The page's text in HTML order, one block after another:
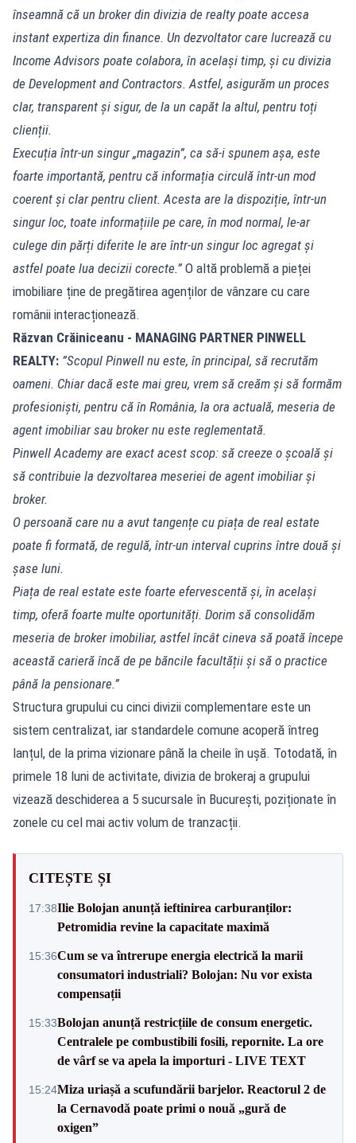
înseamnă că un broker din divizia de realty poate accesa
instant expertiza din finance. Un dezvoltator care lucrează cu
Income Advisors poate colabora, în același timp, și cu divizia
de Development and Contractors. Astfel, asigurăm un proces
clar, transparent și sigur, de la un capăt la altul, pentru toți
clienții.
Execuția într-un singur „magazin”, ca să-i spunem așa, este
foarte importantă, pentru că informația circulă într-un mod
coerent și clar pentru client. Acesta are la dispoziție, într-un
singur loc, toate informațiile pe care, în mod normal, le-ar
culege din părți diferite le are într-un singur loc agregat și
astfel poate lua decizii corecte.”O altă problemă a pieței
imobiliare ține de pregătirea agenților de vânzare cu care
românii interacționează.
Răzvan Crăiniceanu - MANAGING PARTNER PINWELL
REALTY: ”Scopul Pinwell nu este, în principal, să recrutăm
oameni. Chiar dacă este mai greu, vrem să creăm și să formăm
profesioniști, pentru că în România, la ora actuală, meseria de
agent imobiliar sau broker nu este reglementată.
Pinwell Academy are exact acest scop: să creeze o școală și
să contribuie la dezvoltarea meseriei de agent imobiliar și
broker.
O persoană care nu a avut tangențe cu piața de real estate
poate fi formată, de regulă, într-un interval cuprins între două și
șase luni.
Piața de real estate este foarte efervescentă și, în același
timp, oferă foarte multe oportunități. Dorim să consolidăm
meseria de broker imobiliar, astfel încât cineva să poată începe
această carieră încă de pe băncile facultății și să o practice
până la pensionare.”
Structura grupului cu cinci divizii complementare este un
sistem centralizat, iar standardele comune acoperă întreg
lanțul, de la prima vizionare până la cheile în ușă. Totodată, în
primele 18 luni de activitate, divizia de brokeraj a grupului
vizează deschiderea a 5 sucursale în București, poziționate în
zonele cu cel mai activ volum de tranzacții.
CITEȘTE ȘI
17:38Ilie Bolojan anunță ieftinirea carburanților:
Petromidia revine la capacitate maximă
15:36Cum se va întrerupe energia electrică la marii
consumatori industriali? Bolojan: Nu vor exista
compensații
15:33Bolojan anunță restricțiile de consum energetic.
Centralele pe combustibili fosili, repornite. La ore
de vârf se va apela la importuri - LIVE TEXT
15:24Miza uriașă a scufundării barjelor. Reactorul 2 de
la Cernavodă poate primi o nouă „gură de
oxigen”